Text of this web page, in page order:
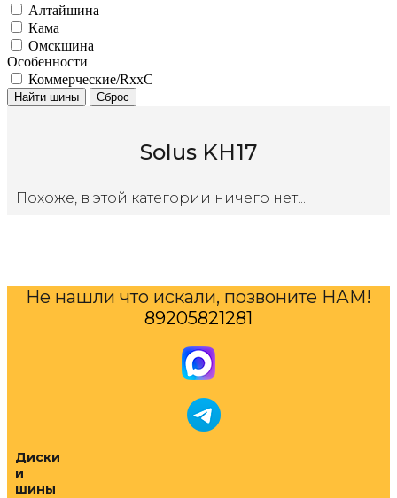
Алтайшина
Кама
Омскшина
Особенности
Коммерческие/RxxC
Найти шины Сброс
Solus KH17
Похоже, в этой категории ничего нет...
Не нашли что искали, позвоните НАМ!
89205821281
Диски
и
шины